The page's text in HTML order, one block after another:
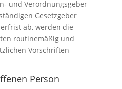
und Verordnungsgeber
Gesetzgeber
ab, werden die
routinemäßig und
Vorschriften
Person